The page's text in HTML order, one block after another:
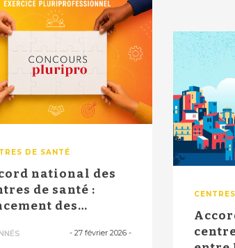
DE SANTÉ
national des
de santé :
des
- 27 février 2026-